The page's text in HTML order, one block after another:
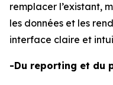
remplacer l’existant,
les données et les
interface claire et
-Du reporting et du